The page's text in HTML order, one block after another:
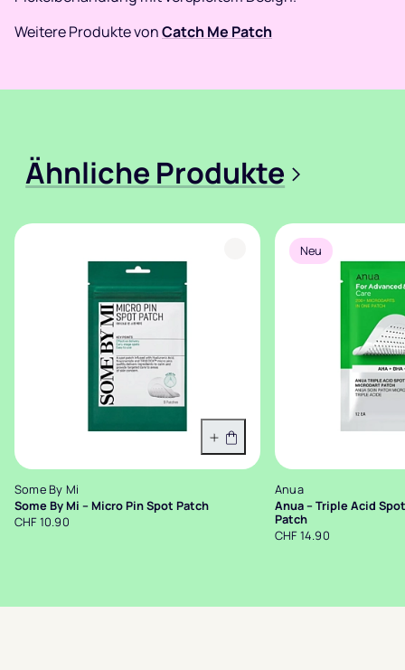
Weitere Produkte vonCatch Me Patch
Ähnliche Produkte >
In den Warenkorb
Some By Mi
Some By Mi – Micro Pin Spot Patch
CHF 10.90
Neu
Anua
Anua – Triple Acid
Patch
CHF 14.90